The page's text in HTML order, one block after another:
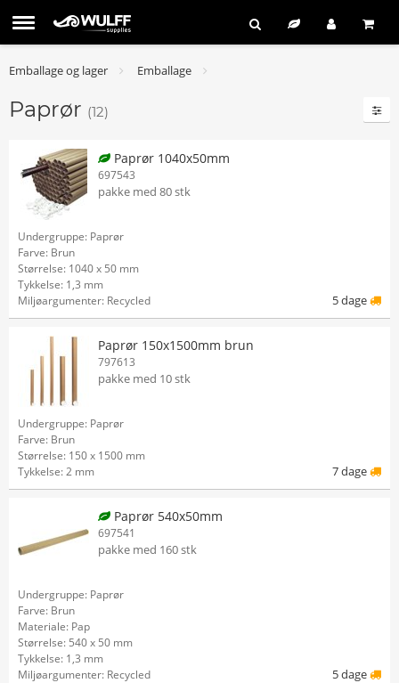
Emballage og lager Emballage
Paprør (12)
Paprør 1040x50mm
697543
pakke med 80 stk
Undergruppe: Paprør
Farve: Brun
Størrelse: 1040 x 50 mm
Tykkelse: 1,3 mm
Miljøargumenter: Recycled
5 dage
Paprør 150x1500mm brun
797613
pakke med 10 stk
Undergruppe: Paprør
Farve: Brun
Størrelse: 150 x 1500 mm
Tykkelse: 2 mm
7 dage
Paprør 540x50mm
697541
pakke med 160 stk
Undergruppe: Paprør
Farve: Brun
Materiale: Pap
Størrelse: 540 x 50 mm
Tykkelse: 1,3 mm
Miljøargumenter: Recycled
5 dage